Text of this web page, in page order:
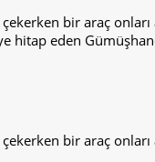
bir araç
hitap eden
bir araç